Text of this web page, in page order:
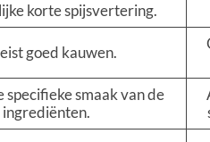
korte spijsvertering.
goed kauwen.
specifieke smaak van de
ingrediënten.